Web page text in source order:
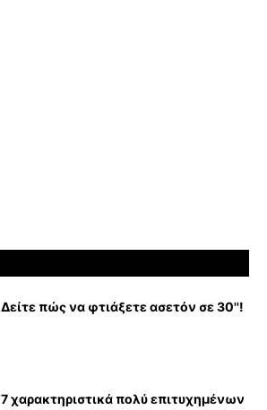
Δείτε πώς να φτιάξετε ασετόν σε 30''!
7 χαρακτηριστικά πολύ επιτυχημένων